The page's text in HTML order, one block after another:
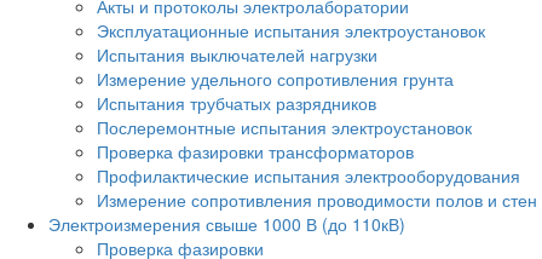
Акты и протоколы электролаборатории
Эксплуатационные испытания электроустановок
Испытания выключателей нагрузки
Измерение удельного сопротивления грунта
Испытания трубчатых разрядников
Послеремонтные испытания электроустановок
Проверка фазировки трансформаторов
Профилактические испытания электрооборудования
Измерение сопротивления проводимости полов и стен
Электроизмерения свыше 1000 В (до 110кВ)
Проверка фазировки